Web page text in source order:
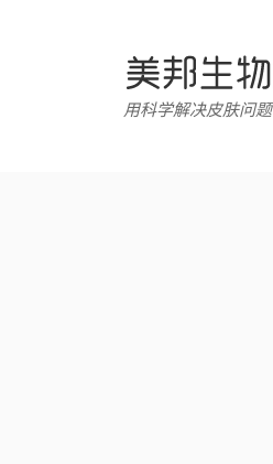
用科学解决皮肤问题